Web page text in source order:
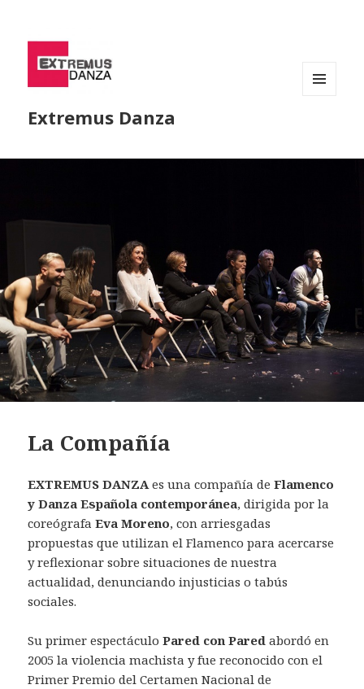
Extremus Danza
La Compañía
EXTREMUS DANZA es una compañía deFlamenco
y Danza Española contemporánea, dirigida por la
coreógrafaEva Moreno, con arriesgadas
propuestas que utilizan el Flamenco para acercarse
y reflexionar sobre situaciones de nuestra
actualidad, denunciando injusticias o tabús
sociales.
Su primer espectáculoPared con Pared abordó en
2005 la violencia machista y fue reconocido con el
Primer Premio del Certamen Nacional de